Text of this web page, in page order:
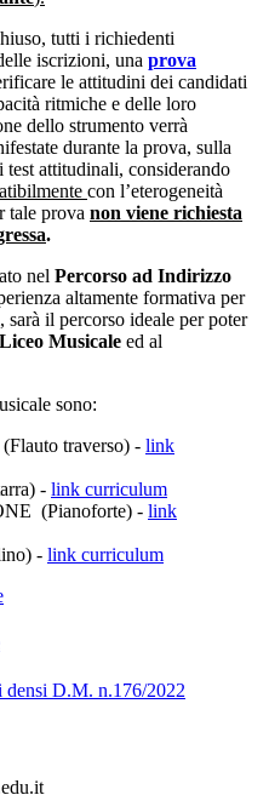
tutti i richiedenti
iscrizioni, una prova
le attitudini dei candidati
ritmiche e delle loro
dello strumento verrà
durante la prova, sulla
test attitudinali, considerando
con l’eterogeneità
tale prova non viene richiesta
.
nel Percorso ad Indirizzo
altamente formativa per
il percorso ideale per poter
Liceo Musicale ed al
sono:
traverso) - link
- link curriculum
(Pianoforte) - link
- link curriculum
densi D.M. n.176/2022